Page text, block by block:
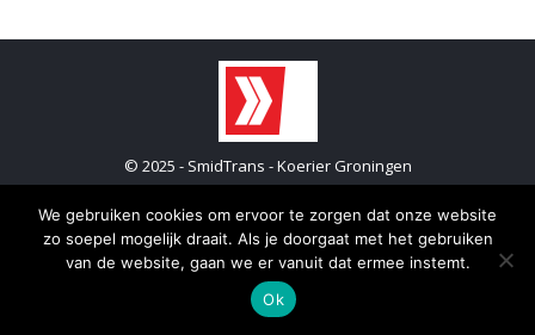
© 2025 - SmidTrans - Koerier Groningen
We gebruiken cookies om ervoor te zorgen dat onze website
zo soepel mogelijk draait. Als je doorgaat met het gebruiken
van de website, gaan we er vanuit dat ermee instemt.
Ok